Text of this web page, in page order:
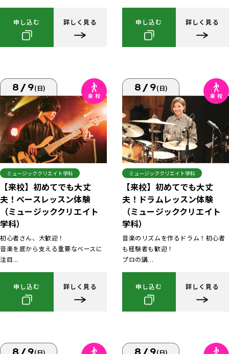
申し込む 詳しく見る 申し込む 詳しく見る
8/9(日)
ミュージッククリエイト学科
【来校】初めてでも大丈
夫！ベースレッスン体験
（ミュージッククリエイト
学科）
初心者さん、大歓迎！
音楽を底から支える重要なベースに
注目...
申し込む 詳しく見る
8/9(日)
ミュージッククリエイト学科
【来校】初めてでも大丈
夫！ドラムレッスン体験
（ミュージッククリエイト
学科）
音楽のリズムを作るドラム！初心者
も経験者も歓迎！
プロの講...
申し込む 詳しく見る
8/9(日) 8/9(日)